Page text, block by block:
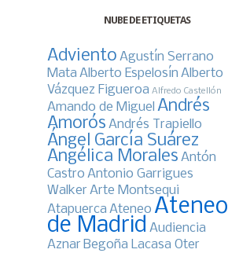
NUBE DE ETIQUETAS
Adviento Agustín Serrano
Mata Alberto Espelosín Alberto
Vázquez Figueroa Alfredo Castellón
Amando de Miguel Andrés
Amorós Andrés Trapiello
Ángel García Suárez
Angélica Morales Antón
Castro Antonio Garrigues
Walker Arte Montsequi
Atapuerca Ateneo Ateneo
de Madrid Audiencia
Aznar Begoña Lacasa Oter